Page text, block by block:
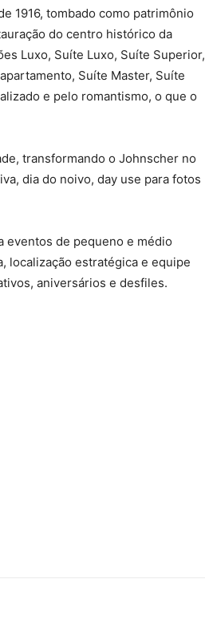
1916, tombado como patrimônio
do centro histórico da
Luxo, Suíte Luxo, Suíte Superior,
Suíte Master, Suíte
e pelo romantismo, o que o
transformando o Johnscher no
dia do noivo, day use para fotos
eventos de pequeno e médio
localização estratégica e equipe
aniversários e desfiles.